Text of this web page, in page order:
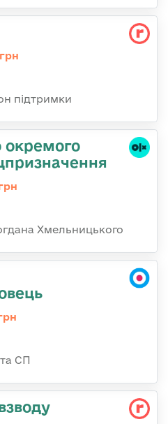
підтримки
окремого
Хмельницького
СП